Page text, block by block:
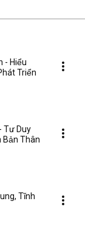
- Hiểu
Triển
Tư Duy
Bản Thân
Tĩnh